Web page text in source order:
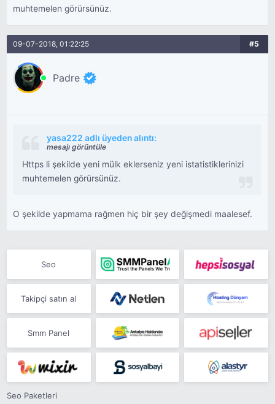
muhtemelen görürsünüz.
09-07-2018, 01:22:25 #5
Padre
yasa222 adlı üyeden alıntı:
mesajı görüntüle
Https li şekilde yeni mülk eklerseniz yeni istatistiklerinizi
muhtemelen görürsünüz.
O şekilde yapmama rağmen hiç bir şey değişmedi maalesef.
Seo
Takipçi satın al
Smm Panel
Seo Paketleri